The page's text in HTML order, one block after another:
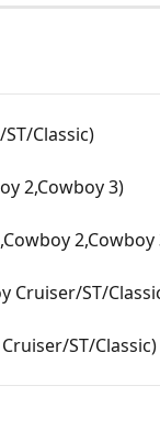
Classic)
2,Cowboy 3)
2,Cowboy
Cruiser/ST/
ST/Classic)